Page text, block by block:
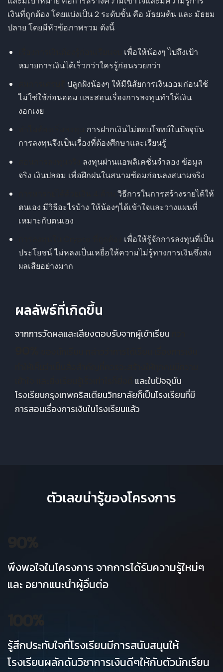
เงินที่ถูกต้อง โดยแบ่งเป็น 2 ระดับชั้น คือ มัธยมต้น และ มัธยม
ปลาย โดยมีหัวข้อภาพรวม ดังนี้
เพื่อให้น้องๆ ไปถึงเป้า
หมายการเงินได้เร็วกว่าใครรู้ก่อนรวยกว่า
ปลูกฝังน้องๆ ให้มีนิสัยการเงินออมก่อนใช้
ไม่ใช่ใช้ก่อนออม และสอนเรื่องการลงทุนทำให้เงิน
งอกเงย
การฝากเงินไม่ตอบโจทย์ในปัจจุบัน
การลงทุนจึงเป็นเรื่องที่ต้องศึกษาและเรียนรู้
ลงทุนผ่านแอพลิเคชั่นจำลอง ข้อมูล
จริง เงินปลอม เพื่อฝึกฝนในสนามซ้อมก่อนลงสนามจริง
วิธีการในการสร้างรายได้ให้
ตนเอง มีวิธีอะไรบ้าง ให้น้องๆได้เข้าใจและวางแผนที่
เหมาะกับตนเอง
เพื่อให้รู้จักการลงทุนที่เป็น
ประโยชน์ ไม่หลงเป็นเหยื่อให้ความไม่รู้ทางการเงินซึ่งส่ง
ผลเสียอย่างมาก
ผลลัพธ์ที่เกิดขึ้น
จากการวัดผลและเสียงตอบรับจากผู้เข้าเรียน
และในปัจจุบัน
โรงเรียนกรุงเทพคริสเตียนวิทยาลัยก็เป็นโรงเรียนที่มี
การสอนเรื่องการเงินในโรงเรียนแล้ว
ตัวเลขน่ารู้ของโครงการ
พึงพอใจในโครงการ จากการได้รับความรู้ใหม่ๆ
และ อยากแนะนำผู้อื่นต่อ
รู้สึกประทับใจที่โรงเรียนมีการสนับสนุนให้
โรงเรียนผลักดันวิชาการเงินดีๆให้กับตัวนักเรียน